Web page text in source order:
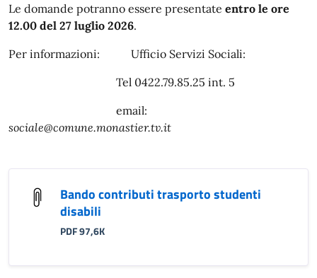
Le domande potranno essere presentate entro le ore
12.00 del 27 luglio 2026.
Per informazioni: Ufficio Servizi Sociali:
Tel 0422.79.85.25 int. 5
email:
sociale@comune.monastier.tv.it
Bando contributi trasporto studenti
disabili
PDF 97,6K